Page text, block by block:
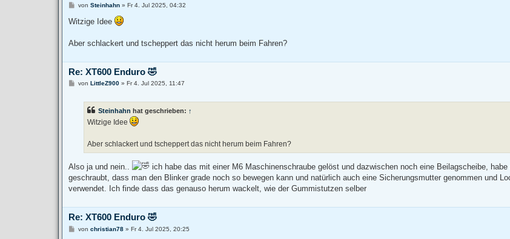
B
i
t
a
g
von Steinhahn» Fr 4. Jul 2025, 04:32
Witzige Idee
Aber schlackert und tscheppert das nicht herum beim Fahren?
Re: XT600 Enduro 🤣
Bvon LittleZ900» Fr 4. Jul 2025, 11:47
Steinhahn hat geschrieben: ↑
Witzige Idee
Aber schlackert und tscheppert das nicht herum beim Fahren?
Also ja und nein..
ich habe das mit einer M6 Maschinenschraube gelöst und dazwischen noch eine Beilagscheibe,
geschraubt, dass man den Blinker grade noch so bewegen kann und natürlich auch eine Sicherungsmutter genommen und
verwendet. Ich finde dass das genauso herum wackelt, wie der Gummistutzen selber
Re: XT600 Enduro 🤣
Bvon christian78» Fr 4. Jul 2025, 20:25